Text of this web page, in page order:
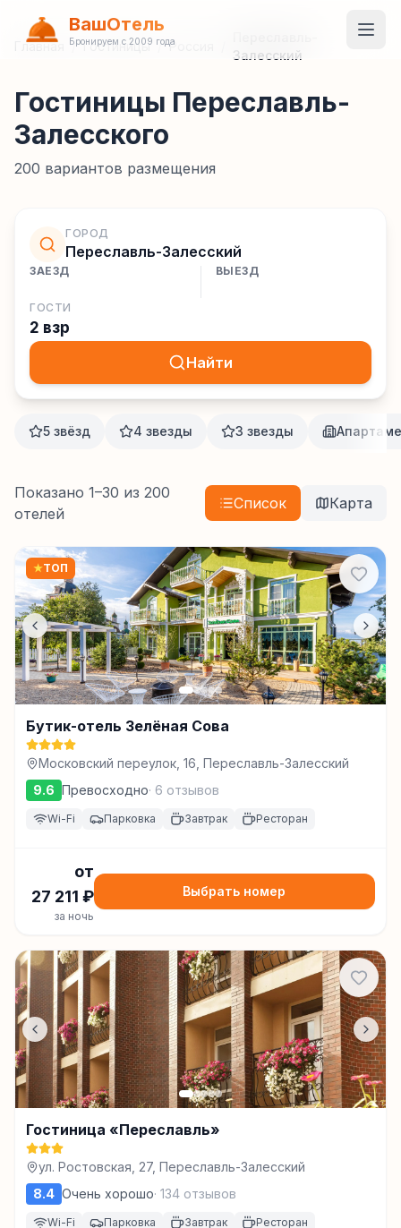
ВашОтель
Бронируем с 2009 года
Главная / Гостиницы / Россия
Залесский
Гостиницы Переславль-
Залесского
200 вариантов размещения
ГОРОД
Переславль-Залесский
ЗАЕЗД ВЫЕЗД
ГОСТИ
2 взр
Найти
5 звёзд 4 звезды 3 звезды
Показано 1–30 из 200
отелей
Список Карта
★ТОП
Бутик-отель Зелёная Сова
Московский переулок, 16, Переславль-Залесский
9.6 Превосходно· 6 отзывов
Wi-Fi Парковка Завтрак Ресторан
от
27 211 ₽
за ночь
Выбрать номер
Гостиница «Переславль»
ул. Ростовская, 27, Переславль-Залесский
8.4 Очень хорошо· 134 отзывов
Wi-Fi Парковка Завтрак Ресторан